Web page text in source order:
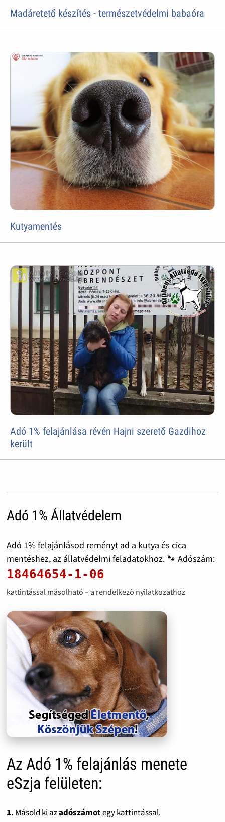
Madáretető készítés - természetvédelmi babaóra
Kutyamentés
Adó 1% felajánlása révén Hajni szerető Gazdihoz
került
Adó 1% Állatvédelem
Adó 1% felajánlásod reményt ad a kutya és cica
mentéshez, az állatvédelmi feladatokhoz. 🐾 Adószám:
18464654-1-06
kattintással másolható – a rendelkező nyilatkozathoz
Az Adó 1% felajánlás menete
eSzja felületen:
1. Másold ki azadószámotegy kattintással.